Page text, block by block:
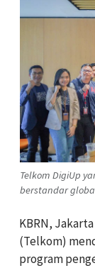
Telkom DigiUp
berstandar
KBRN,
(Telkom)
program